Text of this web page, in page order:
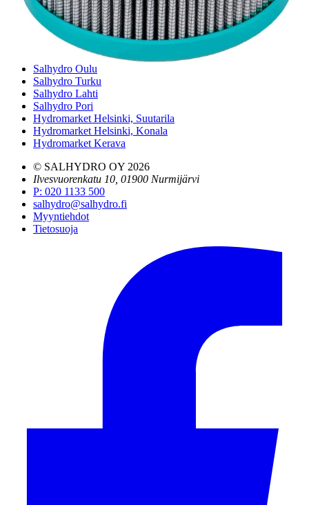
Pääkonttori ja logistiikkakeskus
Salhydro Nurmijärvi
Salhydro Tampere
Salhydro Jyväskylä
Salhydro Kuopio
Salhydro Oulu
Salhydro Turku
Salhydro Lahti
Salhydro Pori
Hydromarket Helsinki, Suutarila
Hydromarket Helsinki, Konala
Hydromarket Kerava
© SALHYDRO OY 2026
Ilvesvuorenkatu 10, 01900 Nurmijärvi
P: 020 1133 500
salhydro@salhydro.fi
Myyntiehdot
Tietosuoja